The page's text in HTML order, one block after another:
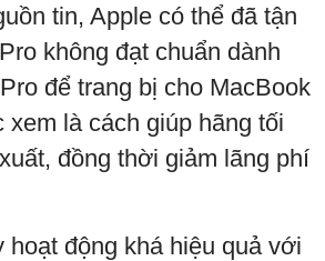
tin, Apple có thể đã tận
không đạt chuẩn dành
để trang bị cho MacBook
là cách giúp hãng tối
đồng thời giảm lãng phí
động khá hiệu quả với